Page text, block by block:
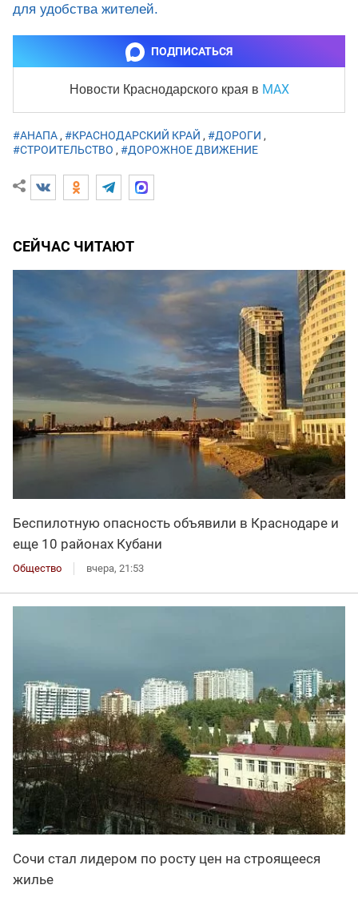
для удобства жителей.
ПОДПИСАТЬСЯ
Новости Краснодарского края в MAX
#АНАПА , #КРАСНОДАРСКИЙ КРАЙ , #ДОРОГИ ,
#СТРОИТЕЛЬСТВО , #ДОРОЖНОЕ ДВИЖЕНИЕ
СЕЙЧАС ЧИТАЮТ
Беспилотную опасность объявили в Краснодаре и
еще 10 районах Кубани
Общество вчера, 21:53
Сочи стал лидером по росту цен на строящееся
жилье